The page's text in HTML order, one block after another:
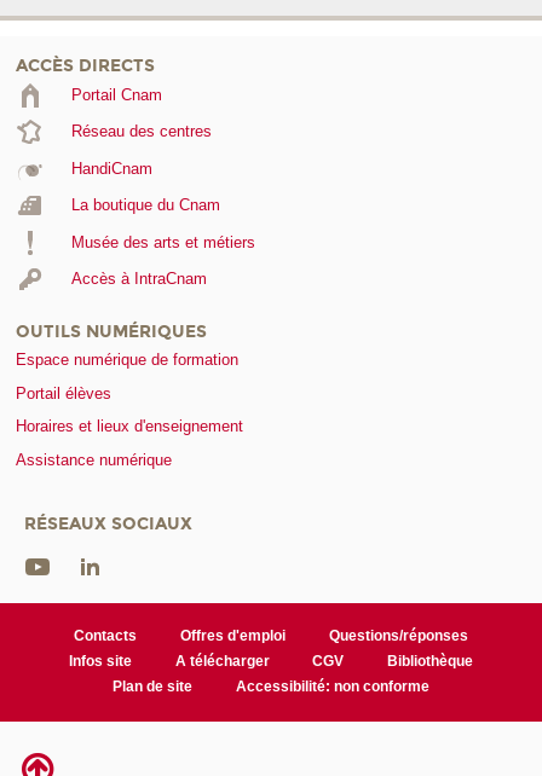
ACCÈS DIRECTS
Portail Cnam
Réseau des centres
HandiCnam
La boutique du Cnam
Musée des arts et métiers
Accès à IntraCnam
OUTILS NUMÉRIQUES
Espace numérique de formation
Portail élèves
Horaires et lieux d'enseignement
Assistance numérique
RÉSEAUX SOCIAUX
Contacts Offres d'emploi
Questions/réponses
Infos site
A télécharger CGV
Bibliothèque
Plan de site
Accessibilité: non conforme